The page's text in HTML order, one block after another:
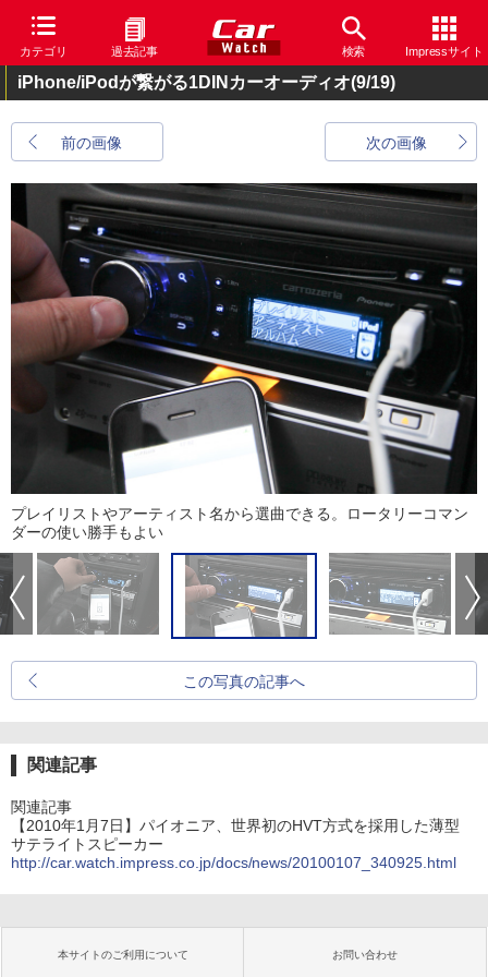
カテゴリ 過去記事 検索 Impressサイト
iPhone/iPodが繋がる1DINカーオーディオ(9/19)
前の画像 次の画像
プレイリストやアーティスト名から選曲できる。ロータリーコマン
ダーの使い勝手もよい
この写真の記事へ
関連記事
関連記事
【2010年1月7日】パイオニア、世界初のHVT方式を採用した薄型
サテライトスピーカー
http://car.watch.impress.co.jp/docs/news/20100107_340925.html
本サイトのご利用について お問い合わせ